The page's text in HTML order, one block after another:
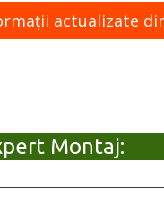
actualizate
Montaj: